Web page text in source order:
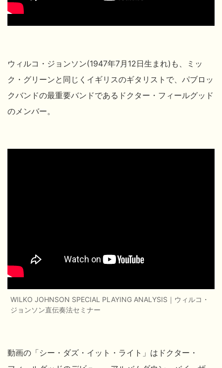
ウィルコ・ジョンソン(1947年7月12日生まれ)も、ミッ
ク・グリーンと同じくイギリスのギタリストで、パブロッ
クバンドの最重要バンドであるドクター・フィールグッド
のメンバー。
WILKO JOHNSON SPECIAL PLAYING ANALYSIS｜ウィルコ・
ジョンソン直伝奏法セミナー
動画の「シー・ダズ・イット・ライト」はドクター・